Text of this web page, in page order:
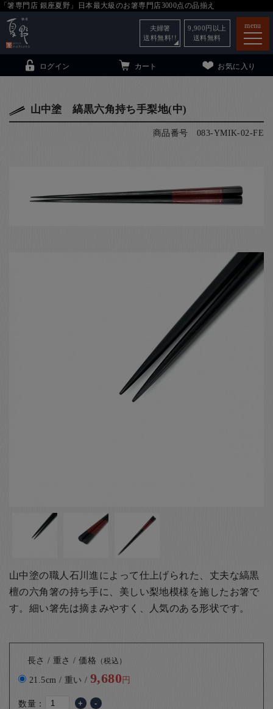
「箸専門店 銀座夏野」日本最大級のお箸専門店3000点の品揃え
menu
ログイン カート お気に入り
夫婦箸
送料無料!!
9,900 円以上
送料無料
山中塗 縞黒六角持ち手梨地(中)
商品番号 083-YMIK-02-FE
山中塗の職人石川進によって仕上げられた、丈夫な縞黒
檀の六角箸の持ち手に、美しい梨地模様を施したお箸で
す。細い箸先は摘まみやすく、人気のある形状です。
長さ / 重さ / 価格 （税込）
21.5cm / 重い / 9,680円
数量： + -